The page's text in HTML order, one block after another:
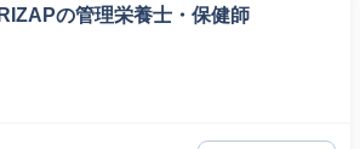
の管理栄養士・保健師